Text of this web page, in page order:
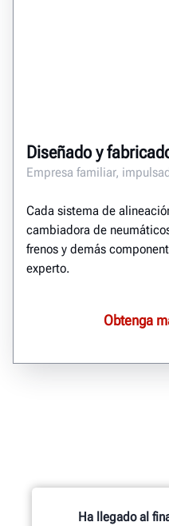
Diseñado y
Empresa familiar,
Cada sistema de
cambiadora de
frenos y demás
experto.
Obtenga
Ha llegado al